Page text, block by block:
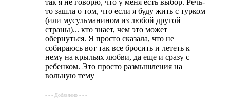
то зашла о том, что если я буду жить с турком
(или мусульманином из любой другой
страны)... кто знает, чем это может
обернуться. Я просто сказала, что не
собираюсь вот так все бросить и лететь к
нему на крыльях любви, да еще и сразу с
ребенком. Это просто размышления на
вольную тему
- - - Добавлено - - -